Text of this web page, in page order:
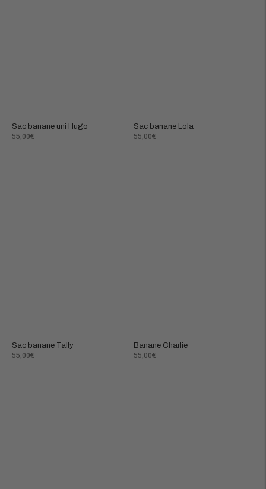
Sac banane uni Hugo
Prix
55,00€
Sac banane Lola
Prix
55,00€
Sac banane Tally
Prix
55,00€
Banane Charlie
Prix
55,00€